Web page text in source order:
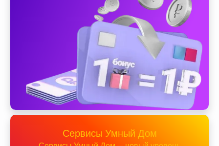
Сервисы Умный Дом